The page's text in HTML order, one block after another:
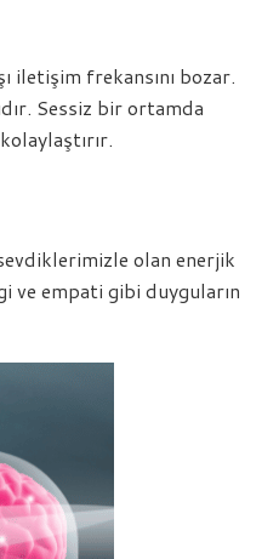
iletişim frekansını bozar.
Sessiz bir ortamda
olan enerjik
ve empati gibi duyguların